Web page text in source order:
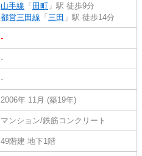
山手線 「 田町 」駅 徒歩9分
都営三田線 「 三田 」駅 徒歩14分
-
-
-
2006年 11月 (築19年)
マンション/鉄筋コンクリート
49階建 地下1階